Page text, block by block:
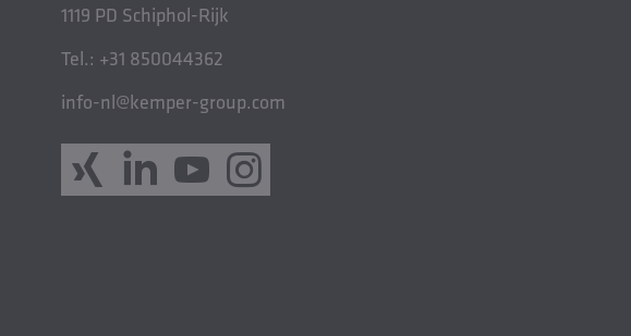
1119 PD Schiphol-Rijk
Tel.: +31 850044362
info-nl@kemper-group.com